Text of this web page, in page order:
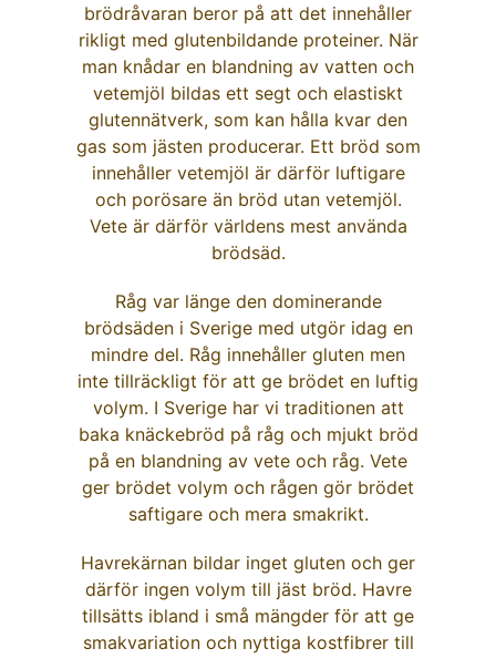
brödråvaran beror på att det innehåller
rikligt med glutenbildande proteiner. När
man knådar en blandning av vatten och
vetemjöl bildas ett segt och elastiskt
glutennätverk, som kan hålla kvar den
gas som jästen producerar. Ett bröd som
innehåller vetemjöl är därför luftigare
och porösare än bröd utan vetemjöl.
Vete är därför världens mest använda
brödsäd.
Råg var länge den dominerande
brödsäden i Sverige med utgör idag en
mindre del. Råg innehåller gluten men
inte tillräckligt för att ge brödet en luftig
volym. I Sverige har vi traditionen att
baka knäckebröd på råg och mjukt bröd
på en blandning av vete och råg. Vete
ger brödet volym och rågen gör brödet
saftigare och mera smakrikt.
Havrekärnan bildar inget gluten och ger
därför ingen volym till jäst bröd. Havre
tillsätts ibland i små mängder för att ge
smakvariation och nyttiga kostfibrer till